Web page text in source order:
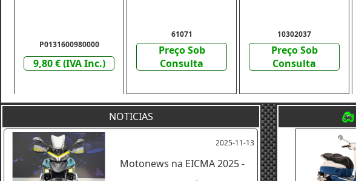
P0131600980000
9,80 € (IVA Inc.)
61071
Preço Sob
Consulta
10302037
Preço Sob
Consulta
NOTICIAS
2025-11-13
Motonews na EICMA 2025 -